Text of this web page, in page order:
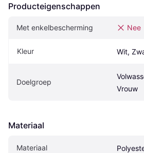
Producteigenschappen
Met enkelbescherming Nee
Kleur Wit,
Doelgroep
Vrouw
Materiaal
Materiaal